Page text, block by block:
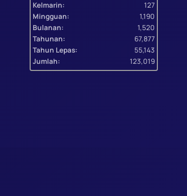
Kelmarin:
127
Mingguan:
1,190
Bulanan:
1,520
Tahunan:
67,877
Tahun Lepas:
55,143
Jumlah:
123,019